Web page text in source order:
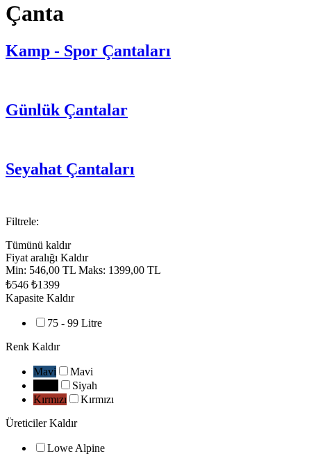
Çanta
Kamp - Spor Çantaları
Günlük Çantalar
Seyahat Çantaları
Filtrele:
Tümünü kaldır
Fiyat aralığı Kaldır
Min: 546,00 TL Maks: 1399,00 TL
₺546 ₺1399
Kapasite Kaldır
75 - 99 Litre
Renk Kaldır
Mavi
Mavi
Siyah
Kırmızı
Kırmızı
Üreticiler Kaldır
Lowe Alpine